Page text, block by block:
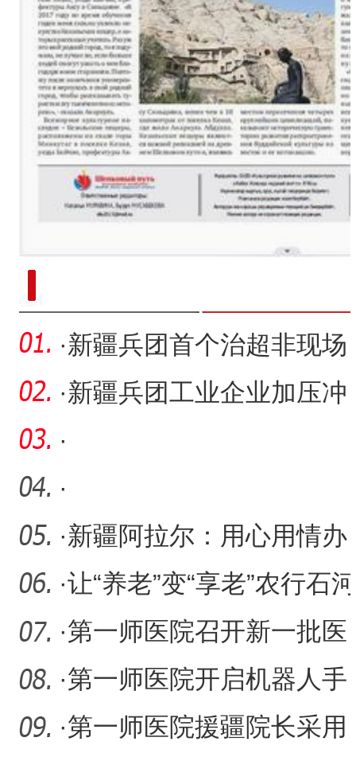
·新疆兵团首个治超非现场
执法项目通过验收
·新疆兵团工业企业加压冲
刺全年目标任务
·
·
·新疆阿拉尔：用心用情办
好教育民生实事
·让“养老”变“享老”农行石河
子兵团分行深耕养老
·第一师医院召开新一批医
疗人才“组团式”援疆专家
·第一师医院开启机器人手
术新时代
·第一师医院援疆院长采用